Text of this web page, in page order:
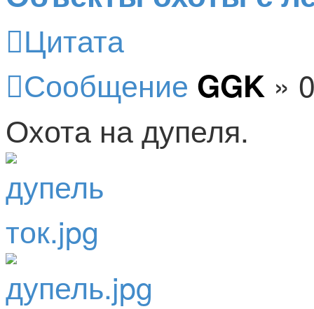
Цитата
Сообщение GGK »
Охота на дупеля.